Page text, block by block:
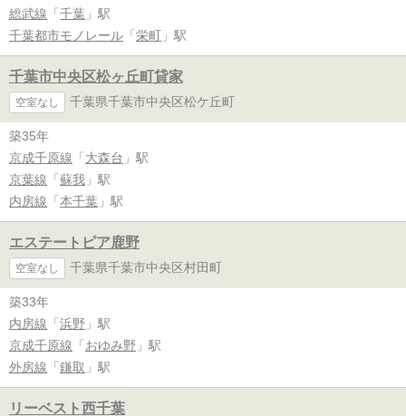
総武線 「 千葉 」駅
千葉都市モノレール 「 栄町 」駅
千葉市中央区松ヶ丘町貸家
空室なし 千葉県千葉市中央区松ケ丘町
築35年
京成千原線 「 大森台 」駅
京葉線 「 蘇我 」駅
内房線 「 本千葉 」駅
エステートピア鹿野
空室なし 千葉県千葉市中央区村田町
築33年
内房線 「 浜野 」駅
京成千原線 「 おゆみ野 」駅
外房線 「 鎌取 」駅
リーベスト西千葉